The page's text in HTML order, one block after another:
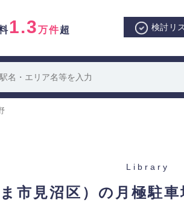
1.3万件超 検討リ
Library
市見沼区）の月極駐車